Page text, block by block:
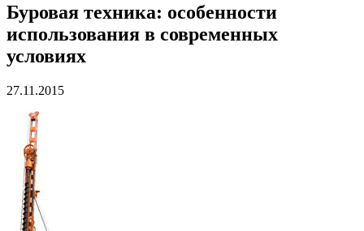
Буровая техника: особенности
использования в современных
условиях
27.11.2015